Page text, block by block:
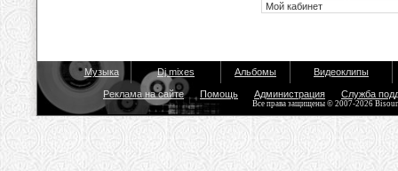
Музыка Dj mixes Альбомы Видеоклипы
Реклама на сайте Помощь Администрация Служба
Все права защищены © 2007-2026